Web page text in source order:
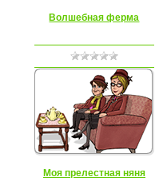
Волшебная ферма
Моя прелестная няня